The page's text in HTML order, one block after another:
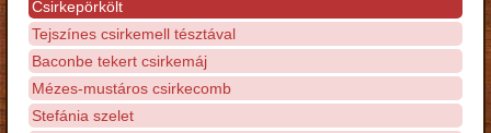
Csirkepörkölt
Tejszínes csirkemell tésztával
Baconbe tekert csirkemáj
Mézes-mustáros csirkecomb
Stefánia szelet